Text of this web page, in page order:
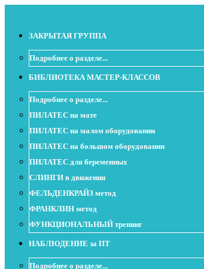
ЗАКРЫТАЯ ГРУППА
Подробнее о разделе...
БИБЛИОТЕКА МАСТЕР-КЛАССОВ
Подробнее о разделе...
ПИЛАТЕС на мате
ПИЛАТЕС на малом оборудовании
ПИЛАТЕС на большом оборудовании
ПИЛАТЕС для беременных
СЛИНГИ в движении
ФЕЛЬДЕНКРАЙЗ метод
ФРАНКЛИН метод
ФУНКЦИОНАЛЬНЫЙ тренинг
НАБЛЮДЕНИЕ за ПТ
Подробнее о разделе...